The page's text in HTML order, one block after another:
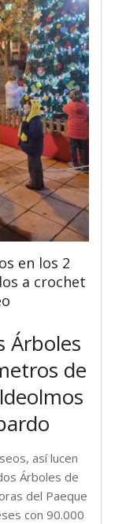
en los 2
a crochet
Árboles
de
así lucen
Árboles de
del Paeque
con 90.000